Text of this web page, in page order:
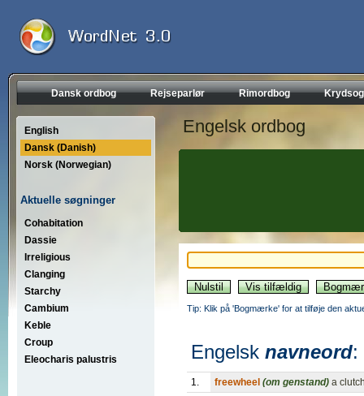
Dansk ordbog Rejseparlør Rimordbog
English
Dansk (Danish)
Norsk (Norwegian)
Aktuelle søgninger
Cohabitation
Dassie
Irreligious
Clanging
Starchy
Cambium
Keble
Croup
Eleocharis palustris
Engelsk ordbog
Tip: Klik på 'Bogmærke' for at tilføje den
Engelsk navneord:
1. freewheel (om genstand) a